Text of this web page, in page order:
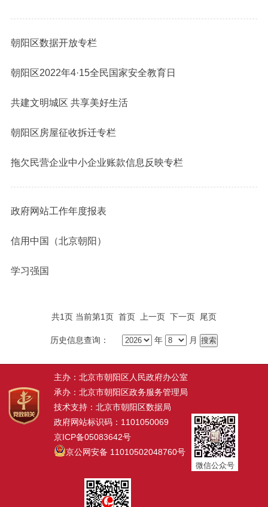
朝阳区数据开放专栏
朝阳区2022年4·15全民国家安全教育日
共建文明城区 共享美好生活
朝阳区房屋征收拆迁专栏
拖欠民营企业中小企业账款信息反映专栏
政府网站工作年度报表
信用中国（北京朝阳）
学习强国
共1页 当前第1页 首页 上一页 下一页 尾页
历史信息查询： 年 月
主办：北京市朝阳区人民政府办公室
承办：北京市朝阳区政务服务管理局
技术支持：北京市朝阳区数据局
政府网站标识码：1101050069
京ICP备05083642号
京公网安备 11010502048760号
微信公众号